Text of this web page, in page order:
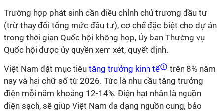
Trường hợp phát sinh cần điều chỉnh chủ trương đầu tư
(trừ thay đổi tổng mức đầu tư), cơ chế đặc biệt cho dự án
trong thời gian Quốc hội không họp, Ủy ban Thường vụ
Quốc hội được ủy quyền xem xét, quyết định.
Việt Nam đặt mục tiêu tăng trưởng kinh tế
trên 8% năm
nay và hai chữ số từ 2026. Tức là nhu cầu tăng trưởng
điện mỗi năm khoảng 12-14%. Điện hạt nhân là nguồn
điện sạch, sẽ giúp Việt Nam đa dạng nguồn cung, bảo